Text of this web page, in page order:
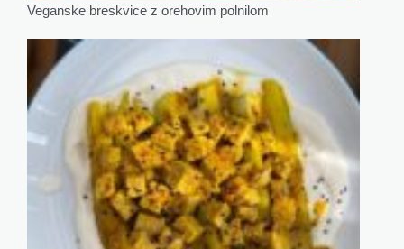
Veganske breskvice z orehovim polnilom